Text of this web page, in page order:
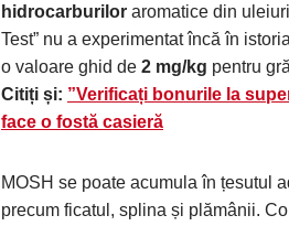
hidrocarburilor aromatice din
Test” nu a experimentat încă în
o valoare ghid de 2 mg/kg pentru
Citiți și: ”Verificați bonurile la
face o fostă casieră
MOSH se poate acumula în țesutul
precum ficatul, splina și plămânii.